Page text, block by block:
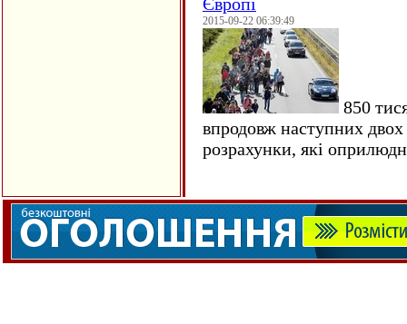
2015-09-22 06:39:49
850
впродовж наступних
розрахунки, які